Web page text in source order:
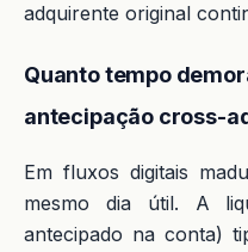
adquirente original
Quanto tempo
antecipação cross-
Em fluxos digitais
mesmo dia útil. A
antecipado na conta)